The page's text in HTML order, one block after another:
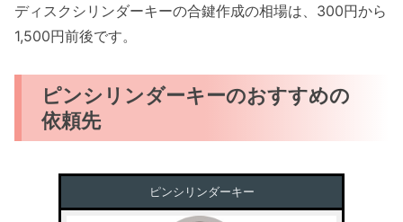
ディスクシリンダーキーの合鍵作成の相場は、300円から
1,500円前後です。
ピンシリンダーキーのおすすめの
依頼先
ピンシリンダーキー